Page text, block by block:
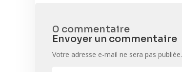
0 commentaire
Envoyer un commentaire
Votre adresse e-mail ne sera pas publiée.